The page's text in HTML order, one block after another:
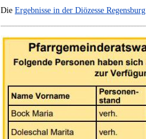
Die Ergebnisse in der Diözesse Regensburg